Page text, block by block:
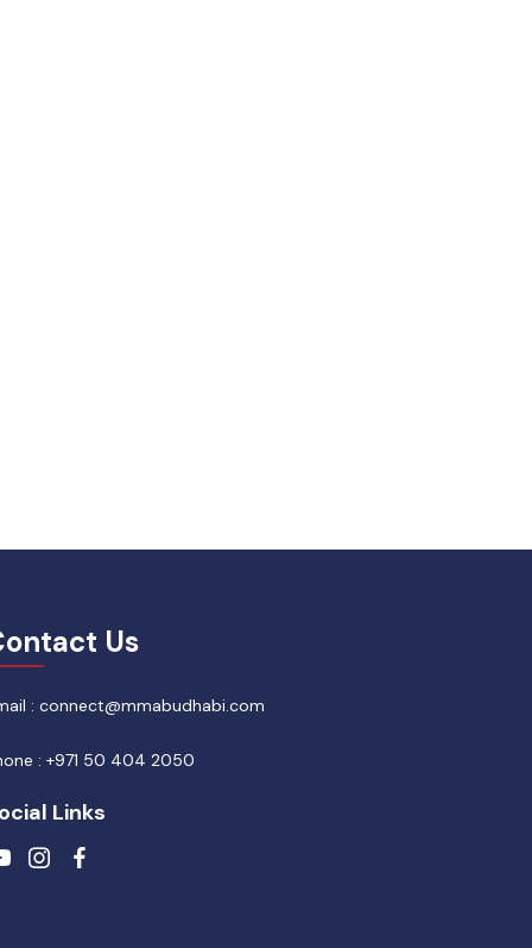
Us
: connect@mmabudhabi.com
: +971 50 404 2050
Links